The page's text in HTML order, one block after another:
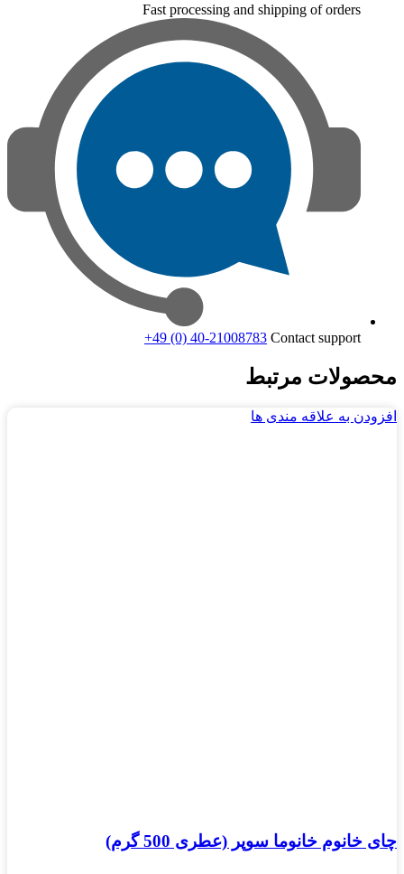
Fast processing and shipping of orders
Contact support
+49 (0) 40-21008783
محصولات مرتبط
افزودن به علاقه مندی ها
چای خانوم خانوما سوپر (عطری 500 گرم)